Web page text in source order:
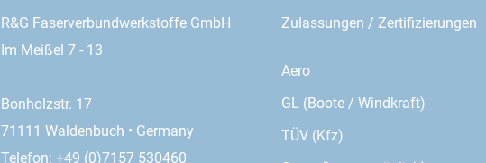
R&G Faserverbundwerkstoffe GmbH
Im Meißel 7 - 13
Bonholzstr. 17
71111 Waldenbuch • Germany
Telefon: +49 (0)7157 530460
Zulassungen / Zertifizierungen
Aero
GL (Boote / Windkraft)
TÜV (Kfz)